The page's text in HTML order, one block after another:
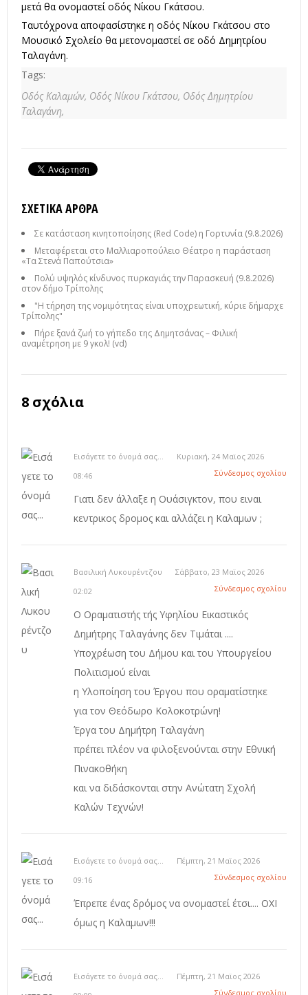
μετά θα ονομαστεί οδός Νίκου Γκάτσου.
Ταυτόχρονα αποφασίστηκε η οδός Νίκου Γκάτσου στο
Μουσικό Σχολείο θα μετονομαστεί σε οδό Δημητρίου
Ταλαγάνη.
Tags:
Οδός Καλαμών, Οδός Νίκου Γκάτσου, Οδός Δημητρίου
Ταλαγάνη,
ΣΧΕΤΙΚΆ ΆΡΘΡΑ
Σε κατάσταση κινητοποίησης (Red Code) η Γορτυνία (9.8.2026)
Μεταφέρεται στο Μαλλιαροπούλειο Θέατρο η παράσταση
«Τα Στενά Παπούτσια»
Πολύ υψηλός κίνδυνος πυρκαγιάς την Παρασκευή (9.8.2026)
στον δήμο Τρίπολης
"Η τήρηση της νομιμότητας είναι υποχρεωτική, κύριε δήμαρχε
Τρίπολης"
Πήρε ξανά ζωή το γήπεδο της Δημητσάνας – Φιλική
αναμέτρηση με 9 γκολ! (vd)
8 σχόλια
Εισάγετε το όνομά σας...
Κυριακή, 24 Μαϊος 2026
08:46
Σύνδεσμος σχολίου
Γιατι δεν άλλαξε η Ουάσιγκτον, που ειναι
κεντρικος δρομος και αλλάζει η Καλαμων ;
Βασιλική Λυκουρέντζου
Σάββατο, 23 Μαϊος 2026
02:02
Σύνδεσμος σχολίου
Ο Οραματιστής τής Υφηλίου Εικαστικός
Δημήτρης Ταλαγάνης δεν Τιμάται ....
Υποχρέωση του Δήμου και του Υπουργείου
Πολιτισμού είναι
η Υλοποίηση του Έργου που οραματίστηκε
για τον Θεόδωρο Κολοκοτρώνη!
Έργα του Δημήτρη Ταλαγάνη
πρέπει πλέον να φιλοξενούνται στην Εθνική
Πινακοθήκη
και να διδάσκονται στην Ανώτατη Σχολή
Καλών Τεχνών!
Εισάγετε το όνομά σας...
Πέμπτη, 21 Μαϊος 2026
09:16
Σύνδεσμος σχολίου
Έπρεπε ένας δρόμος να ονομαστεί έτσι.... ΟΧΙ
όμως η Καλαμων!!!
Εισάγετε το όνομά σας...
Πέμπτη, 21 Μαϊος 2026
Σύνδεσμος σχολίου